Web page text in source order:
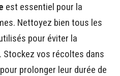
est essentiel pour la
Nettoyez bien tous les
pour éviter la
vos récoltes dans
prolonger leur durée de